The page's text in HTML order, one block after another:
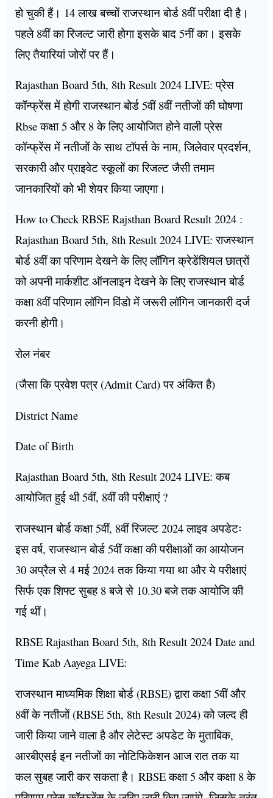
हो चुकी हैं। 14 लाख बच्चों राजस्थान बोर्ड 8वीं परीक्षा दी है।
पहले 8वीं का रिजल्ट जारी होगा इसके बाद 5नीं का। इसके
लिए तैयारियां जोरों पर हैं।
Rajasthan Board 5th, 8th Result 2024 LIVE: प्रेस
कॉन्फ्रेंस में होगी राजस्थान बोर्ड 5वीं 8वीं नतीजों की घोषणा
Rbse कक्षा 5 और 8 के लिए आयोजित होने वाली प्रेस
कॉन्फ्रेंस में नतीजों के साथ टॉपर्स के नाम, जिलेवार प्रदर्शन,
सरकारी और प्राइवेट स्कूलों का रिजल्ट जैसी तमाम
जानकारियों को भी शेयर किया जाएगा।
How to Check RBSE Rajsthan Board Result 2024 :
Rajasthan Board 5th, 8th Result 2024 LIVE: राजस्थान
बोर्ड 8वीं का परिणाम देखने के लिए लॉगिन क्रेडेंशियल छात्रों
को अपनी मार्कशीट ऑनलाइन देखने के लिए राजस्थान बोर्ड
कक्षा 8वीं परिणाम लॉगिन विंडो में जरूरी लॉगिन जानकारी दर्ज
करनी होगी।
रोल नंबर
(जैसा कि प्रवेश पत्र (Admit Card) पर अंकित है)
District Name
Date of Birth
Rajasthan Board 5th, 8th Result 2024 LIVE: कब
आयोजित हुई थी 5वीं, 8वीं की परीक्षाएं ?
राजस्थान बोर्ड कक्षा 5वीं, 8वीं रिजल्ट 2024 लाइव अपडेटः
इस वर्ष, राजस्थान बोर्ड 5वीं कक्षा की परीक्षाओं का आयोजन
30 अप्रैल से 4 मई 2024 तक किया गया था और ये परीक्षाएं
सिर्फ एक शिफ्ट सुबह 8 बजे से 10.30 बजे तक आयोजि की
गई थीं।
RBSE Rajasthan Board 5th, 8th Result 2024 Date and
Time Kab Aayega LIVE:
राजस्थान माध्यमिक शिक्षा बोर्ड (RBSE) द्वारा कक्षा 5वीं और
8वीं के नतीजों (RBSE 5th, 8th Result 2024) को जल्द ही
जारी किया जाने वाला है और लेटेस्ट अपडेट के मुताबिक,
आरबीएसई इन नतीजों का नोटिफिकेशन आज रात तक या
कल सुबह जारी कर सकता है। RBSE कक्षा 5 और कक्षा 8 के